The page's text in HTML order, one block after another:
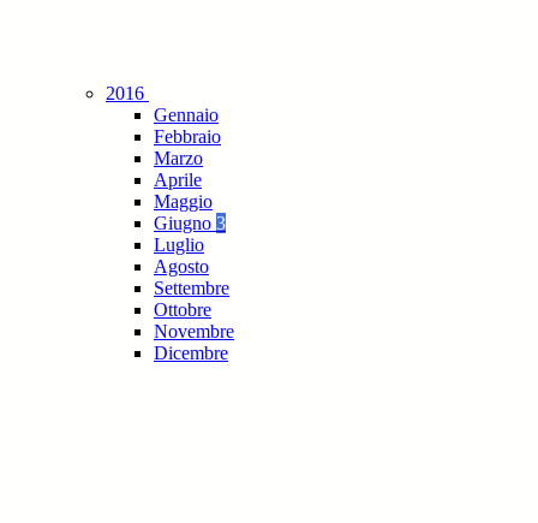
2016
Gennaio
Febbraio
Marzo
Aprile
Maggio
Giugno 3
Luglio
Agosto
Settembre
Ottobre
Novembre
Dicembre